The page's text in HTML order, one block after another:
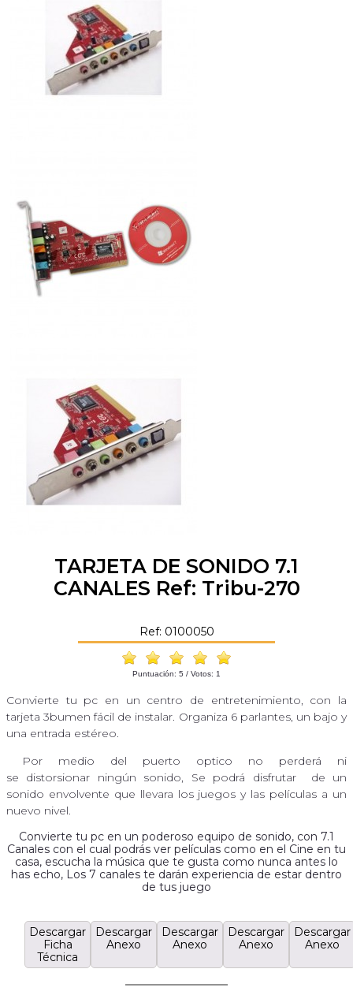
TARJETA DE SONIDO 7.1
CANALES Ref: Tribu-270
Ref: 0100050
Puntuación: 5 / Votos: 1
Convierte tu pc en un centro de entretenimiento, con la
tarjeta 3bumen fácil de instalar. Organiza 6 parlantes, un bajo y
una entrada estéreo.
Por medio del puerto optico no perderá ni
se distorsionar ningún sonido, Se podrá disfrutar de un
sonido envolvente que llevara los juegos y las películas a un
nuevo nivel.
Convierte tu pc en un poderoso equipo de sonido, con 7.1
Canales con el cual podrás ver películas como en el Cine en tu
casa, escucha la música que te gusta como nunca antes lo
has echo, Los 7 canales te darán experiencia de estar dentro
de tus juego
Descargar
Ficha
Técnica
Descargar
Anexo
Descargar
Anexo
Descargar
Anexo
Descargar
Anexo